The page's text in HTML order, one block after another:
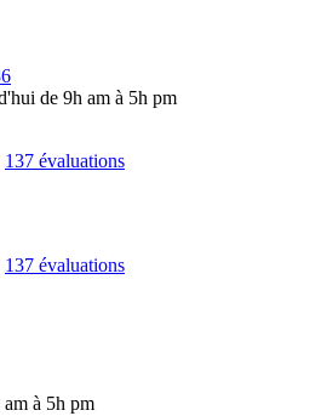
de 9h am à 5h pm
137 évaluations
137 évaluations
à 5h pm